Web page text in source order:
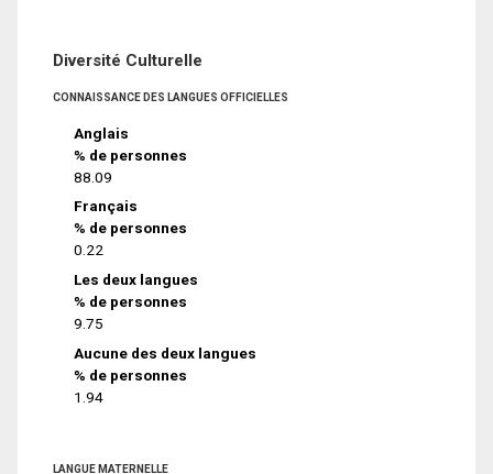
Diversité Culturelle
CONNAISSANCE DES LANGUES OFFICIELLES
Anglais
% de personnes
88.09
Français
% de personnes
0.22
Les deux langues
% de personnes
9.75
Aucune des deux langues
% de personnes
1.94
LANGUE MATERNELLE